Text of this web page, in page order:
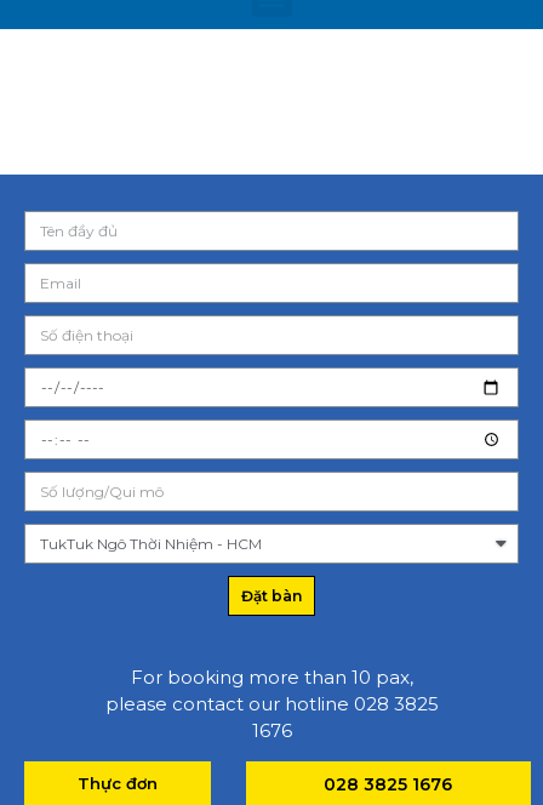
Đặt bàn
For booking more than 10 pax,
please contact our hotline 028 3825
1676
Thực đơn 028 3825 1676